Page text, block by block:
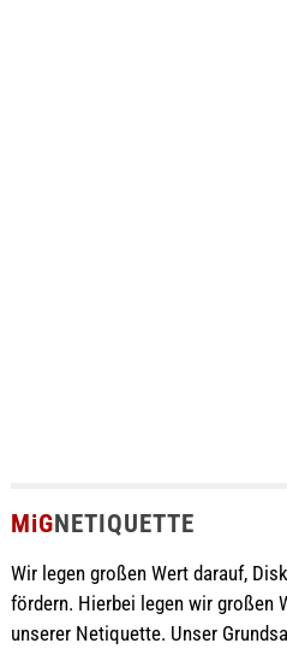
MiGNETIQUETTE
Wir legen großen Wert darauf,
fördern. Hierbei legen wir großen
unserer Netiquette. Unser